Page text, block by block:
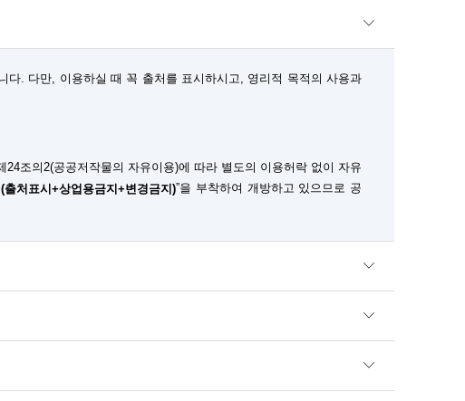
다. 다만, 이용하실 때 꼭 출처를 표시하시고, 영리적 목적의 사용과
조의2(공공저작물의 자유이용)에 따라 별도의 이용허락 없이 자유
처표시+상업용금지+변경금지)”을 부착하여 개방하고 있으므로 공